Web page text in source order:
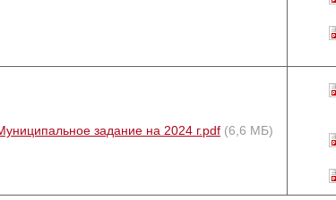
задание на 2024 г.pdf (6,6 МБ)